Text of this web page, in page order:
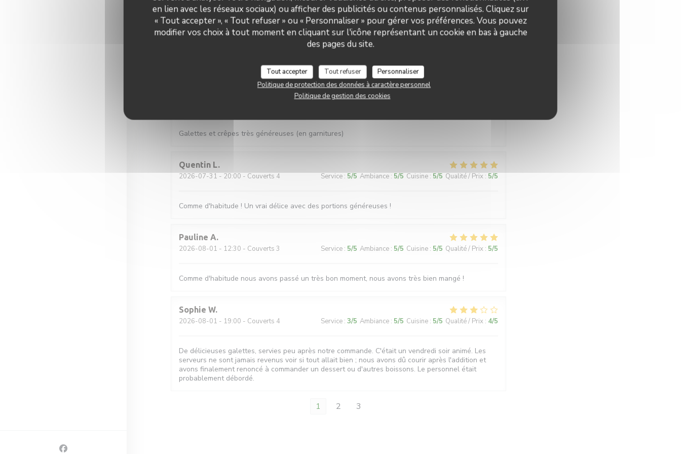
en lien avec les réseaux sociaux) ou afficher des publicités ou contenus personnalisés. Cliquez sur
« Tout accepter », « Tout refuser » ou « Personnaliser » pour gérer vos préférences. Vous pouvez
modifier vos choix à tout moment en cliquant sur l'icône représentant un cookie en bas à gauche
des pages du site.
Tout accepter Tout refuser
Personnaliser
Politique de protection des données à caractère personnel
Politique de gestion des cookies
Lucrece M
2026-08-04- 19:30 - Couverts 4 Service: 5/5 Ambiance:5/5 Cuisine : 5/5 Qualité / Prix:5 /5
Galettes et crêpes très généreuses (en garnitures)
Quentin L
2026-07-31 - 20:00 - Couverts 4 Service : 5/5 Ambiance : 5/5 Cuisine : 5/5 Qualité / Prix : 5/5
Comme d'habitude ! Un vrai délice avec des portions généreuses !
Pauline A
2026-08-01 - 12:30 - Couverts 3 Service : 5/5 Ambiance : 5/5 Cuisine : 5/5 Qualité / Prix : 5/5
Comme d'habitude nous avons passé un très bon moment, nous avons très bien mangé !
Sophie W
2026-08-01 - 19:00 - Couverts 4 Service : 3/5 Ambiance : 5/5 Cuisine : 5/5 Qualité / Prix : 4/5
De délicieuses galettes, servies peu après notre commande. C'était un vendredi soir animé. Les
serveurs ne sont jamais revenus voir si tout allait bien ; nous avons dû courir après l'addition et
avons finalement renoncé à commander un dessert ou d'autres boissons. Le personnel était
probablement débordé.
1 2 3